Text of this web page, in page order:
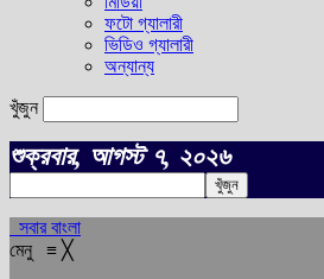
ফটো গ্যালারী
ভিডিও গ্যালারী
অন্যান্য
খুঁজুন
শুক্রবার, আগস্ট ৭, ২০২৬
সবার বাংলা
মেনু ≡ ╳